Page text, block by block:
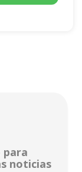
para
noticias